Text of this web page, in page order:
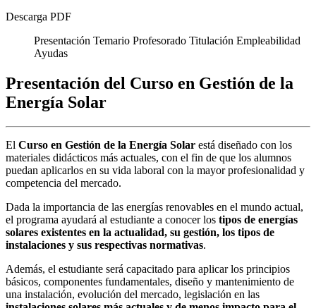
Descarga PDF
Presentación Temario Profesorado Titulación Empleabilidad
Ayudas
Presentación del Curso en Gestión de la
Energía Solar
El Curso en Gestión de la Energía Solar está diseñado con los
materiales didácticos más actuales, con el fin de que los alumnos
puedan aplicarlos en su vida laboral con la mayor profesionalidad y
competencia del mercado.
Dada la importancia de las energías renovables en el mundo actual,
el programa ayudará al estudiante a conocer los tipos de energías
solares existentes en la actualidad, su gestión, los tipos de
instalaciones y sus respectivas normativas.
Además, el estudiante será capacitado para aplicar los principios
básicos, componentes fundamentales, diseño y mantenimiento de
una instalación, evolución del mercado, legislación en las